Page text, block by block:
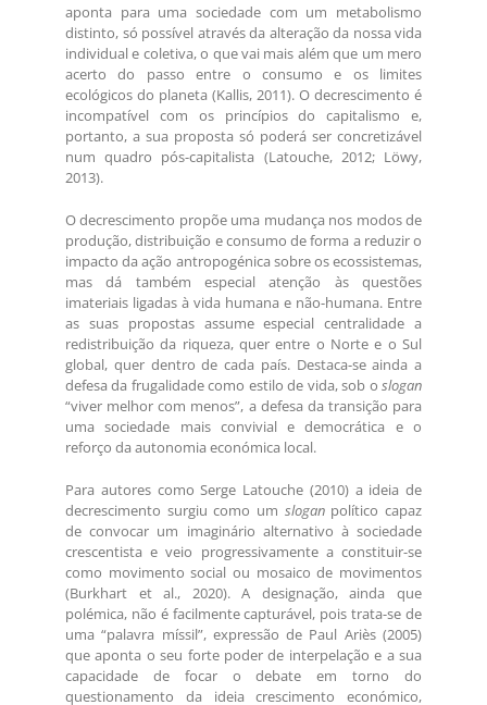
aponta para uma sociedade com um metabolismo
distinto, só possível através da alteração da nossa vida
individual e coletiva, o que vai mais além que um mero
acerto do passo entre o consumo e os limites
ecológicos do planeta (Kallis, 2011). O decrescimento é
incompatível com os princípios do capitalismo e,
portanto, a sua proposta só poderá ser concretizável
num quadro pós-capitalista (Latouche, 2012; Löwy,
2013).
O decrescimento propõe uma mudança nos modos de
produção, distribuição e consumo de forma a reduzir o
impacto da ação antropogénica sobre os ecossistemas,
mas dá também especial atenção às questões
imateriais ligadas à vida humana e não-humana. Entre
as suas propostas assume especial centralidade a
redistribuição da riqueza, quer entre o Norte e o Sul
global, quer dentro de cada país. Destaca-se ainda a
defesa da frugalidade como estilo de vida, sob o slogan
“viver melhor com menos”, a defesa da transição para
uma sociedade mais convivial e democrática e o
reforço da autonomia económica local.
Para autores como Serge Latouche (2010) a ideia de
decrescimento surgiu como um sloganpolítico capaz
de convocar um imaginário alternativo à sociedade
crescentista e veio progressivamente a constituir-se
como movimento social ou mosaico de movimentos
(Burkhart et al., 2020). A designação, ainda que
polémica, não é facilmente capturável, pois trata-se de
uma “palavra míssil”, expressão de Paul Ariès (2005)
que aponta o seu forte poder de interpelação e a sua
capacidade de focar o debate em torno do
questionamento da ideia crescimento económico,